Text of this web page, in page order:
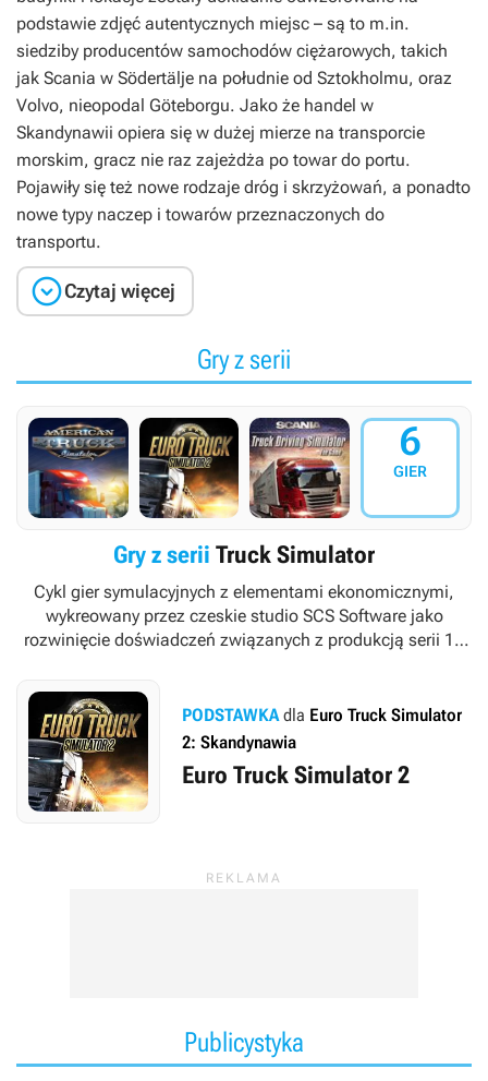
podstawie zdjęć autentycznych miejsc – są to m.in.
siedziby producentów samochodów ciężarowych, takich
jak Scania w Södertälje na południe od Sztokholmu, oraz
Volvo, nieopodal Göteborgu. Jako że handel w
Skandynawii opiera się w dużej mierze na transporcie
morskim, gracz nie raz zajeżdża po towar do portu.
Pojawiły się też nowe rodzaje dróg i skrzyżowań, a ponadto
nowe typy naczep i towarów przeznaczonych do
transportu.
Czytaj więcej
Gry z serii
6
GIER
Gry z serii Truck Simulator
Cykl gier symulacyjnych z elementami ekonomicznymi,
wykreowany przez czeskie studio SCS Software jako
rozwinięcie doświadczeń związanych z produkcją serii 18
PODSTAWKAdla Euro Truck Simulator
2: Skandynawia
Euro Truck Simulator 2
Publicystyka